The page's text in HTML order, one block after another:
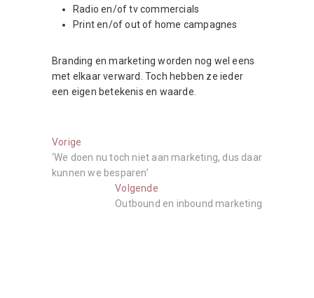
Radio en/of tv commercials
Print en/of out of home campagnes
Branding en marketing worden nog wel eens
met elkaar verward. Toch hebben ze ieder
een eigen betekenis en waarde.
Berichtnavigatie
Vorige
‘We doen nu toch niet aan marketing, dus daar
kunnen we besparen’
VolgendeVolgende:
Outbound en inbound marketing